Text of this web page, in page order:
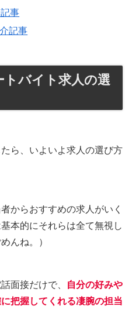
事
記事
トバイト求人の選
ら、いよいよ求人の選び方
からおすすめの求人がいく
本的にそれらは全て無視し
んね。）
面接だけで、
自分の好みや
把握してくれる凄腕の担当